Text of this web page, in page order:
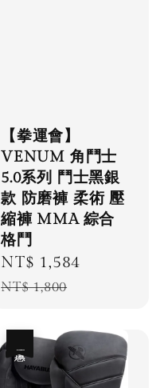
【拳運會】
VENUM 角鬥士
5.0系列 鬥士黑銀
款 防磨褲 柔術 壓
縮褲 MMA 綜合
格鬥
Sale
price
NT$ 1,584
NT$ 1,800